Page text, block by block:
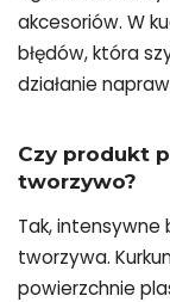
akcesoriów. W
błędów, która
działanie
Czy produkt
tworzywo?
Tak, intensywne
tworzywa.
powierzchnie